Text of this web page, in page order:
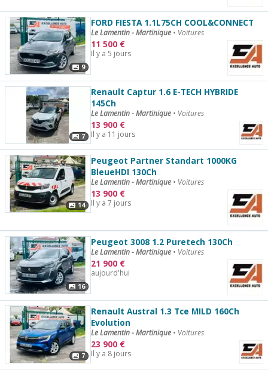
9
FORD FIESTA 1.1L75CH COOL&CONNECT
Le Lamentin - Martinique • Voitures
11 500 €
Il y a 5 jours
7
Renault Captur 1.6 E-TECH HYBRIDE
145Ch
Le Lamentin - Martinique • Voitures
13 900 €
Il y a 11 jours
14
Peugeot Partner Standart 1000KG
BleueHDI 130Ch
Le Lamentin - Martinique • Voitures
13 900 €
Il y a 7 jours
16
Peugeot 3008 1.2 Puretech 130Ch
Le Lamentin - Martinique • Voitures
21 900 €
aujourd'hui
7
Renault Austral 1.3 Tce MILD 160Ch
Evolution
Le Lamentin - Martinique • Voitures
23 900 €
Il y a 8 jours